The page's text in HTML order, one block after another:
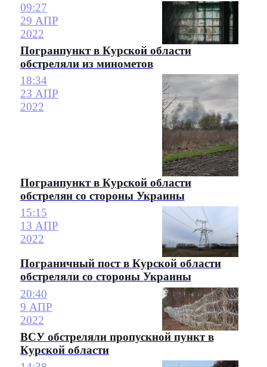
09:27
29 АПР
2022
Погранпункт в Курской области
обстреляли из минометов
18:34
23 АПР
2022
Погранпункт в Курской области
обстрелян со стороны Украины
15:15
13 АПР
2022
Пограничный пост в Курской области
обстреляли со стороны Украины
20:40
9 АПР
2022
ВСУ обстреляли пропускной пункт в
Курской области